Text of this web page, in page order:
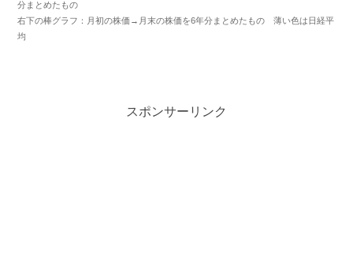
分まとめたもの
右下の棒グラフ：月初の株価→月末の株価を6年分まとめたもの 薄い色は日経平
均
スポンサーリンク